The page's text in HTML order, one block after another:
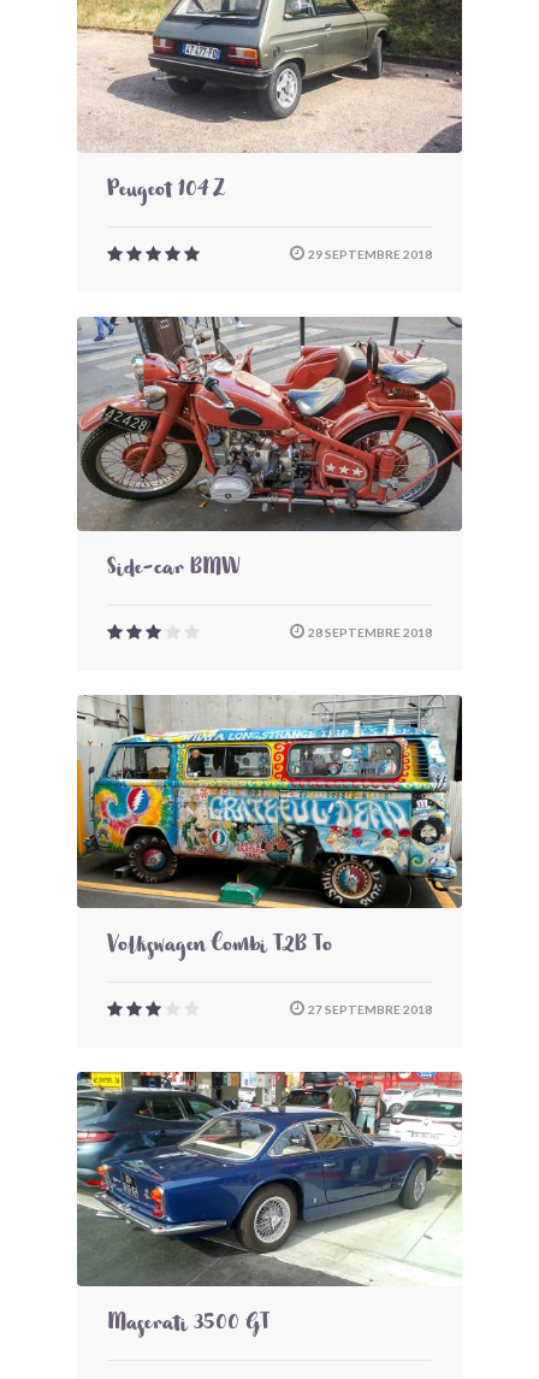
Peugeot 104 Z
29 SEPTEMBRE 2018
Side-car BMW
28 SEPTEMBRE 2018
Volkswagen Combi T2B To
27 SEPTEMBRE 2018
Maserati 3500 GT